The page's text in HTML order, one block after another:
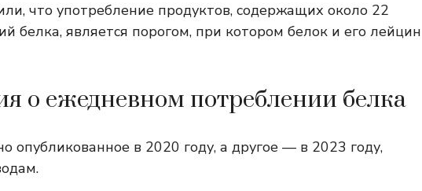
что употребление продуктов, содержащих около 22
белка, является порогом, при котором белок и его лейцин
о ежедневном потреблении белка
опубликованное в 2020 году, а другое — в 2023 году,